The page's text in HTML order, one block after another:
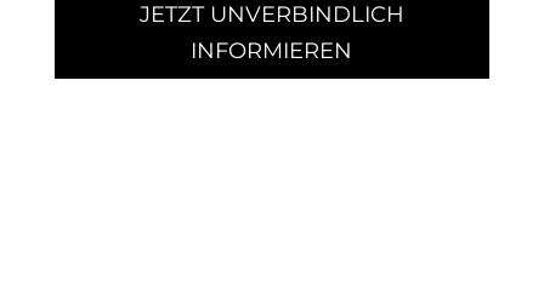
JETZT UNVERBINDLICH
INFORMIEREN